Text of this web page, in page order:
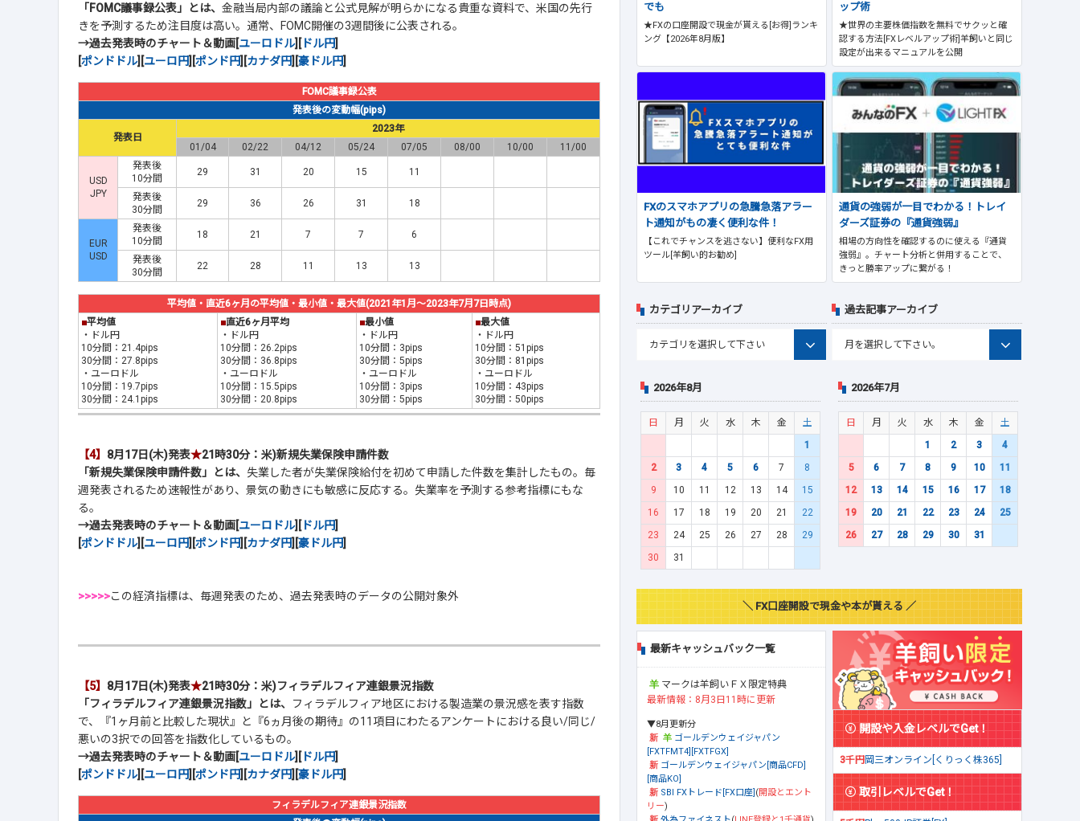
「FOMC議事録公表」とは、 金融当局内部の議論と公式見解が明らかになる貴重な資料で、米国の先行
きを予測するため注目度は高い。通常、FOMC開催の3週間後に公表される。
→過去発表時のチャート＆動画[ユーロドル][ ドル円]
[ポンドドル][ユーロ円][ポンド円][カナダ円][豪ドル円]
FOMC議事録公表
発表後の変動幅(pips)
発表日
2023年
01/04
02/22 04/12 05/24 07/05 08/00 10/00 11/00
USD
JPY
発表後
10分間
29 31 20 15 11
発表後
30分間
29 36 26 31 18
EUR
USD
発表後
10分間
18 21 7 7 6
発表後
30分間
22 28 11 13 13
平均値・直近6ヶ月の平均値・最小値・最大値(2021年1月～2023年7月7日時点)
■平均値
・ドル円
10分間：21.4pips
30分間：27.8pips
・ユーロドル
10分間：19.7pips
30分間：24.1pips
■直近6ヶ月平均
・ドル円
10分間：26.2pips
30分間：36.8pips
・ユーロドル
10分間：15.5pips
30分間：20.8pips
■最小値
・ドル円
10分間：3pips
30分間：5pips
・ユーロドル
10分間：3pips
30分間：5pips
■最大値
・ドル円
10分間：51pips
30分間：81pips
・ユーロドル
10分間：43pips
30分間：50pips
【4】 8月17日(木)発表★21時30分：米)新規失業保険申請件数
「新規失業保険申請件数」とは、 失業した者が失業保険給付を初めて申請した件数を集計したもの。毎
週発表されるため速報性があり、景気の動きにも敏感に反応する。失業率を予測する参考指標にもな
る。
→過去発表時のチャート＆動画[ユーロドル][ ドル円]
[ポンドドル][ユーロ円][ポンド円][カナダ円][豪ドル円]
>>>>>この経済指標は、毎週発表のため、過去発表時のデータの公開対象外
【5】 8月17日(木)発表★21時30分：米)フィラデルフィア連銀景況指数
「フィラデルフィア連銀景況指数」とは、
フィラデルフィア地区における製造業の景況感を表す指数
で、『1ヶ月前と比較した現状』と『6ヵ月後の期待』の11項目にわたるアンケートにおける良い/同じ/
悪いの3択での回答を指数化しているもの。
→過去発表時のチャート＆動画[ユーロドル][ ドル円]
[ポンドドル][ユーロ円][ポンド円][カナダ円][豪ドル円]
フィラデルフィア連銀景況指数
でも
★FXの口座開設で現金が貰える[お得]ランキ
ング【2026年8月版】
ップ術
★世界の主要株価指数を無料でサクッと確
認する方法[FXレベルアップ術]羊飼いと同じ
設定が出来るマニュアルを公開
FXのスマホアプリの急騰急落アラー
ト通知がもの凄く便利な件！
【これでチャンスを逃さない】便利なFX用
ツール[羊飼い的お勧め]
通貨の強弱が一目でわかる！トレイ
ダーズ証券の『通貨強弱』
相場の方向性を確認するのに使える『通貨
強弱』。チャート分析と併用することで、
きっと勝率アップに繋がる！
カテゴリアーカイブ 過去記事アーカイブ
2026年8月
日 月 火 水 木 金
土
1
2
3 4 5 6 7
8
9
10 11 12 13 14
15
16
17 18 19 20 21
22
23
24 25 26 27 28
29
30
31
2026年7月
日 月 火 水 木 金
土
1
2 3
4
5
6 7 8 9 10
11
12
13 14 15 16 17
18
19
20 21 22 23 24
25
26
27 28 29 30 31
＼ FX口座開設で現金や本が貰える ／
最新キャッシュバック一覧
マークは羊飼いＦＸ限定特典
最新情報：8月3日11時に更新
▼8月更新分
ゴールデンウェイジャパン
[FXTFMT4][FXTFGX]
ゴールデンウェイジャパン[商品CFD]
[商品KO]
SBI FXトレード[FX口座] (開設とエント
リー)
開設や入金レベルでGet！
3千円岡三オンライン[くりっく株365]
取引レベルでGet！